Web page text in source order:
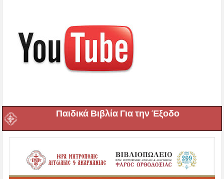
Παιδικά Βιβλία Για την Έξοδο